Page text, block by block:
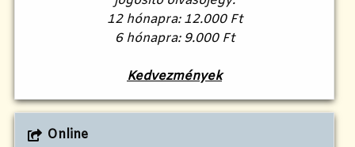
12 hónapra: 12.000 Ft
6 hónapra: 9.000 Ft
Kedvezmények
Online